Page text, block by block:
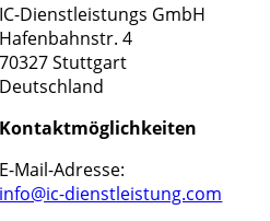
IC-Dienstleistungs GmbH
Hafenbahnstr. 4
70327 Stuttgart
Deutschland
Kontaktmöglichkeiten
E-Mail-Adresse:
info@ic-dienstleistung.com